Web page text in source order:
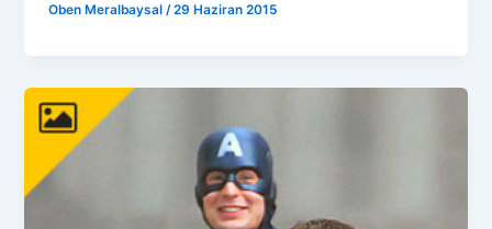
Oben Meralbaysal /29 Haziran 2015